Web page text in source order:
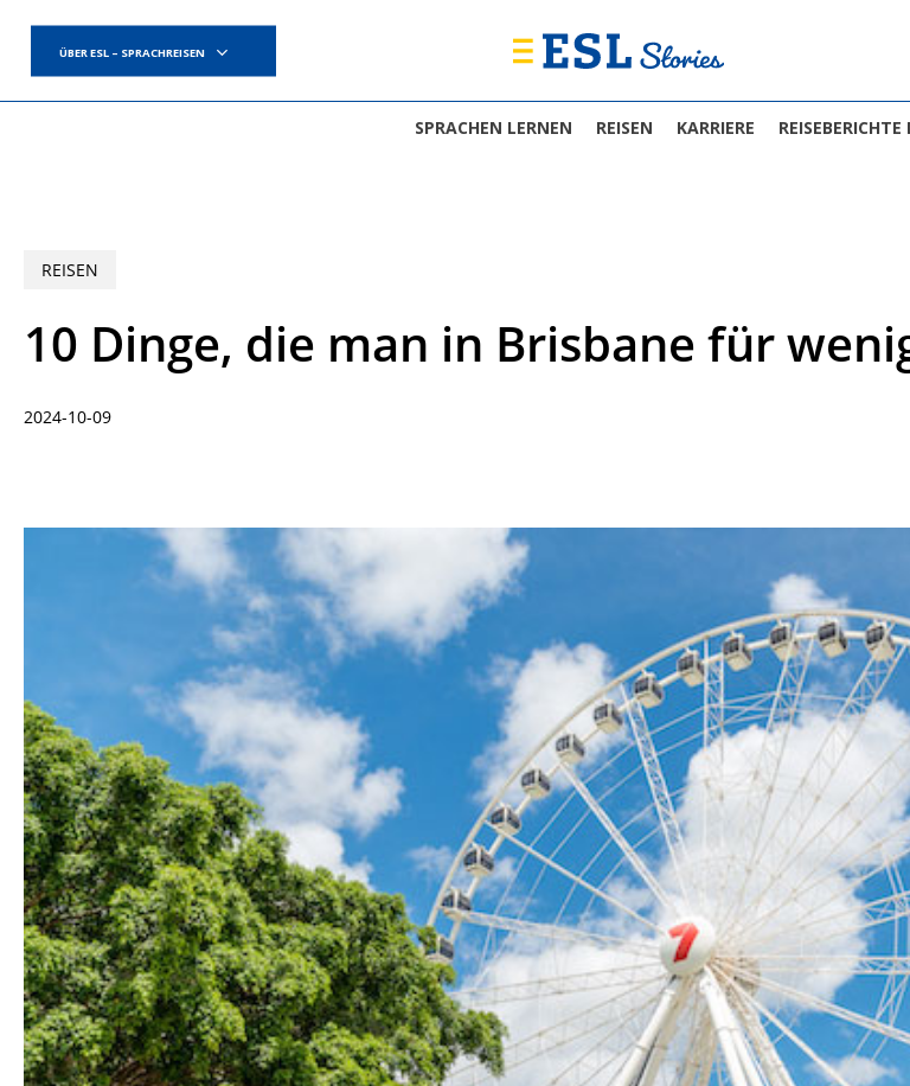
main
content
Hit enter to search or ESC to close
ÜBER ESL – SPRACHREISEN
SPRACHEN LERNEN REISEN KARRIERE
REISEN
10 Dinge, die man in Brisbane für
2024-10-09